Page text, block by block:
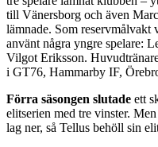
till Vänersborg och även
lämnade. Som
använt några yngre spelare:
Vilgot Eriksson.
i GT76, Hammarby IF,
Förra säsongen slutade ett
elitserien med tre vinster.
lag ner, så Tellus behöll sin